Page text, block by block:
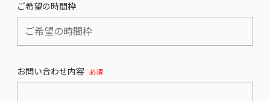
ご希望の時間枠
お問い合わせ内容 必須